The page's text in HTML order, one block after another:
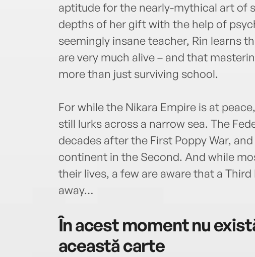
aptitude for the nearly-mythical art of
depths of her gift with the help of
seemingly insane teacher, Rin learns
are very much alive – and that
more than just surviving school.
For while the Nikara Empire is at
still lurks across a narrow sea. The
decades after the First Poppy War,
continent in the Second. And while
their lives, a few are aware that a Third
away…
În acest moment nu
această carte